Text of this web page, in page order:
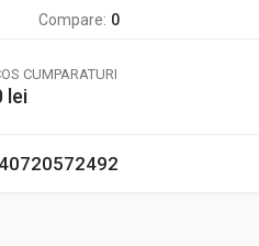
Compare: 0
CUMPARATURI
lei